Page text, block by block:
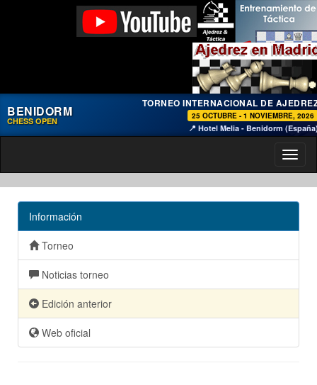
BENIDORM
CHESS OPEN
TORNEO INTERNACIONAL DE
25 OCTUBRE - 1 NOVIEMBRE, 2026
📍 Hotel Melia - Benidorm
Información
Torneo
Noticias torneo
Edición anterior
Web oficial